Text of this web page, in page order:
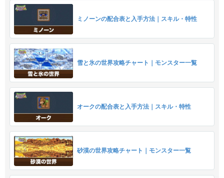
ミノーンの配合表と入手方法｜スキル・特性
雪と氷の世界攻略チャート｜モンスター一覧
オークの配合表と入手方法｜スキル・特性
砂漠の世界攻略チャート｜モンスター一覧